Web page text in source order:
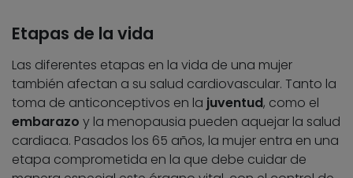
Etapas de la vida
Las diferentes etapas en la vida de una mujer
también afectan a su salud cardiovascular. Tanto la
toma de anticonceptivos en la juventud, como el
embarazo y la menopausia pueden aquejar la salud
cardiaca. Pasados los 65 años, la mujer entra en una
etapa comprometida en la que debe cuidar de